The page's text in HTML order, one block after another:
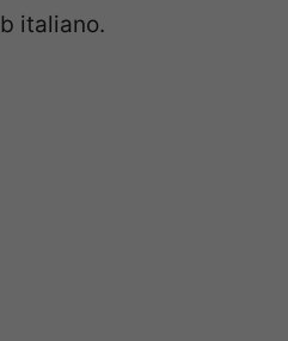
italiano.